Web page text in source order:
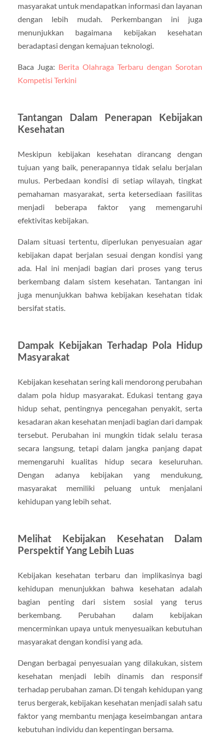
masyarakat untuk mendapatkan informasi dan layanan
dengan lebih mudah. Perkembangan ini juga
menunjukkan bagaimana kebijakan kesehatan
beradaptasi dengan kemajuan teknologi.
Baca Juga: Berita Olahraga Terbaru dengan Sorotan
Kompetisi Terkini
Tantangan Dalam Penerapan Kebijakan
Kesehatan
Meskipun kebijakan kesehatan dirancang dengan
tujuan yang baik, penerapannya tidak selalu berjalan
mulus. Perbedaan kondisi di setiap wilayah, tingkat
pemahaman masyarakat, serta ketersediaan fasilitas
menjadi beberapa faktor yang memengaruhi
efektivitas kebijakan.
Dalam situasi tertentu, diperlukan penyesuaian agar
kebijakan dapat berjalan sesuai dengan kondisi yang
ada. Hal ini menjadi bagian dari proses yang terus
berkembang dalam sistem kesehatan. Tantangan ini
juga menunjukkan bahwa kebijakan kesehatan tidak
bersifat statis.
Dampak Kebijakan Terhadap Pola Hidup
Masyarakat
Kebijakan kesehatan sering kali mendorong perubahan
dalam pola hidup masyarakat. Edukasi tentang gaya
hidup sehat, pentingnya pencegahan penyakit, serta
kesadaran akan kesehatan menjadi bagian dari dampak
tersebut. Perubahan ini mungkin tidak selalu terasa
secara langsung, tetapi dalam jangka panjang dapat
memengaruhi kualitas hidup secara keseluruhan.
Dengan adanya kebijakan yang mendukung,
masyarakat memiliki peluang untuk menjalani
kehidupan yang lebih sehat.
Melihat Kebijakan Kesehatan Dalam
Perspektif Yang Lebih Luas
Kebijakan kesehatan terbaru dan implikasinya bagi
kehidupan menunjukkan bahwa kesehatan adalah
bagian penting dari sistem sosial yang terus
berkembang. Perubahan dalam kebijakan
mencerminkan upaya untuk menyesuaikan kebutuhan
masyarakat dengan kondisi yang ada.
Dengan berbagai penyesuaian yang dilakukan, sistem
kesehatan menjadi lebih dinamis dan responsif
terhadap perubahan zaman. Di tengah kehidupan yang
terus bergerak, kebijakan kesehatan menjadi salah satu
faktor yang membantu menjaga keseimbangan antara
kebutuhan individu dan kepentingan bersama.